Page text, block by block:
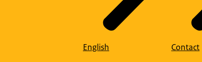
English Contact